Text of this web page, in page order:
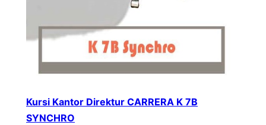
Kursi Kantor Direktur CARRERA K 7B
SYNCHRO